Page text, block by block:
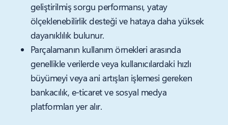
geliştirilmiş sorgu performansı, yatay
ölçeklenebilirlik desteği ve hataya daha yüksek
dayanıklılık bulunur.
Parçalamanın kullanım örnekleri arasında
genellikle verilerde veya kullanıcılardaki hızlı
büyümeyi veya ani artışları işlemesi gereken
bankacılık, e-ticaret ve sosyal medya
platformları yer alır.